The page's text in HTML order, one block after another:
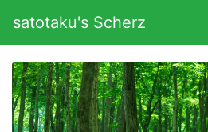
satotaku's Scherz